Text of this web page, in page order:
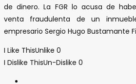
de dinero. La FGR lo acusa de
venta fraudulenta de un
empresario Sergio Hugo Bustamante
I Like ThisUnlike 0
I Dislike ThisUn-Dislike 0